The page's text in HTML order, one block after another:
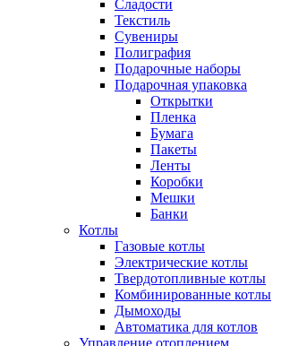
Сладости
Текстиль
Сувениры
Полиграфия
Подарочные наборы
Подарочная упаковка
Открытки
Пленка
Бумага
Пакеты
Ленты
Коробки
Мешки
Банки
Котлы
Газовые котлы
Электрические котлы
Твердотопливные котлы
Комбинированные котлы
Дымоходы
Автоматика для котлов
Управление отоплением